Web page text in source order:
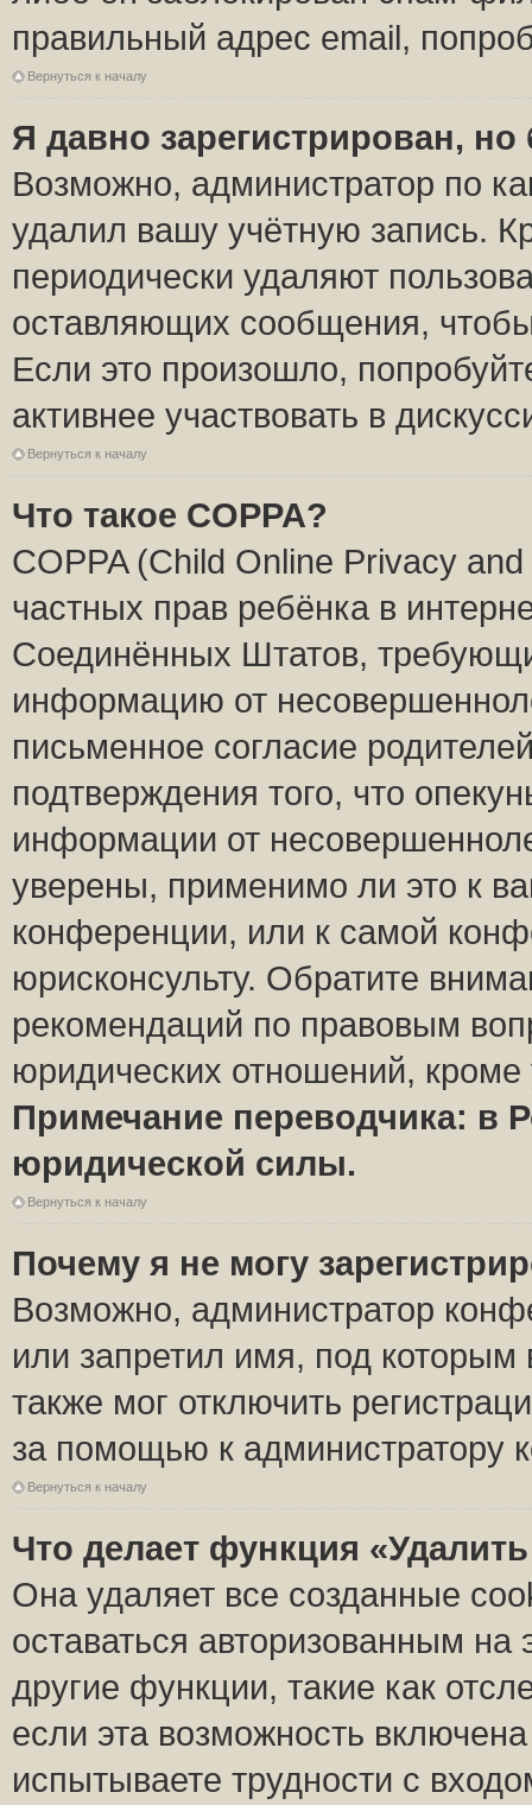
правильный адрес email,
Вернуться к началу
Я давно зарегистрирован,
Возможно, администратор по
удалил вашу учётную запись.
периодически удаляют
оставляющих сообщения,
Если это произошло,
активнее участвовать в
Вернуться к началу
Что такое COPPA?
COPPA (Child Online Privacy
частных прав ребёнка в
Соединённых Штатов,
информацию от
письменное согласие
подтверждения того, что
информации от
уверены, применимо ли это к
конференции, или к самой
юрисконсульту. Обратите
рекомендаций по правовым
юридических отношений,
Примечание переводчика: в
юридической силы.
Вернуться к началу
Почему я не могу
Возможно, администратор
или запретил имя, под которым
также мог отключить
за помощью к администратору
Вернуться к началу
Что делает функция
Она удаляет все созданные
оставаться авторизованным
другие функции, такие как
если эта возможность
испытываете трудности с